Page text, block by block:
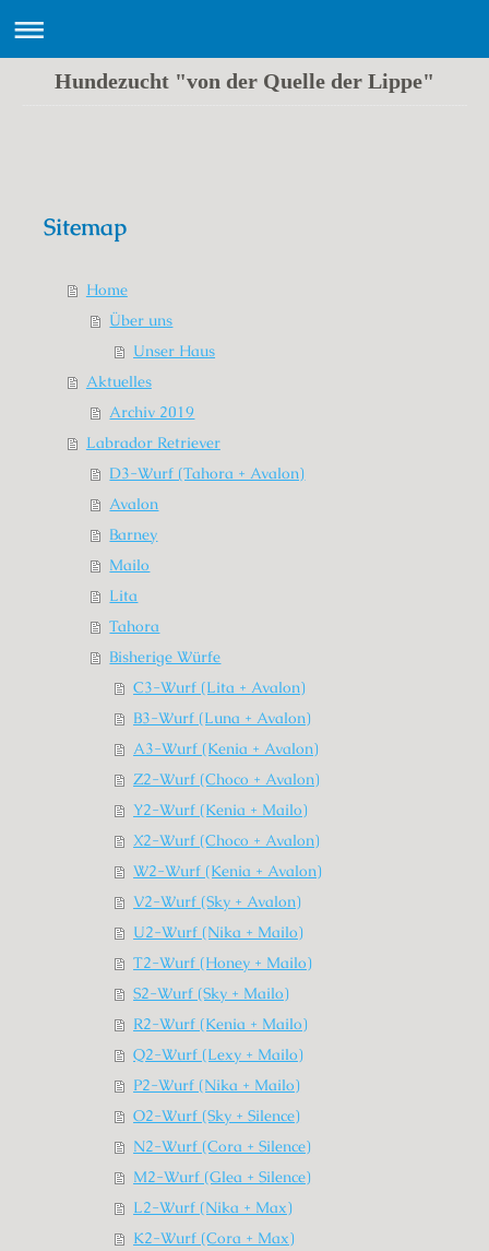
Hundezucht "von der Quelle der Lippe"
Sitemap
Home
Über uns
Unser Haus
Aktuelles
Archiv 2019
Labrador Retriever
D3-Wurf (Tahora + Avalon)
Avalon
Barney
Mailo
Lita
Tahora
Bisherige Würfe
C3-Wurf (Lita + Avalon)
B3-Wurf (Luna + Avalon)
A3-Wurf (Kenia + Avalon)
Z2-Wurf (Choco + Avalon)
Y2-Wurf (Kenia + Mailo)
X2-Wurf (Choco + Avalon)
W2-Wurf (Kenia + Avalon)
V2-Wurf (Sky + Avalon)
U2-Wurf (Nika + Mailo)
T2-Wurf (Honey + Mailo)
S2-Wurf (Sky + Mailo)
R2-Wurf (Kenia + Mailo)
Q2-Wurf (Lexy + Mailo)
P2-Wurf (Nika + Mailo)
O2-Wurf (Sky + Silence)
N2-Wurf (Cora + Silence)
M2-Wurf (Glea + Silence)
L2-Wurf (Nika + Max)
K2-Wurf (Cora + Max)